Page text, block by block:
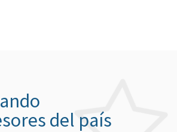
del país